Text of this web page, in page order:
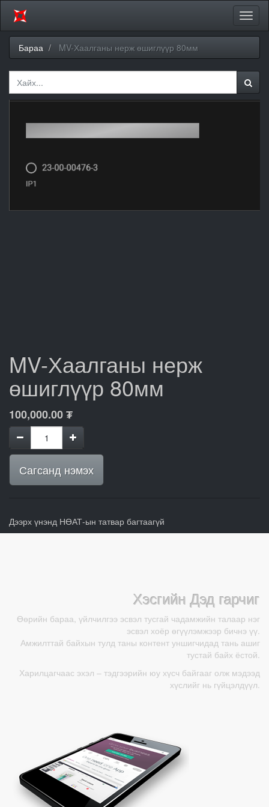
Бараа
MV-Хаалганы нерж өшиглүүр 80мм
MV-Хаалганы нерж
өшиглүүр 80мм
100,000.00₮
Сагсанд нэмэх
Дээрх үнэнд НӨАТ-ын татвар багтаагүй
Хэсгийн Дэд гарчиг
Өөрийн бараа, үйлчилгээ эсвэл тусгай чадамжийн талаар нэг
эсвэл хоёр өгүүлэмжээр бичнэ үү.
Амжилттай байхын тулд таны контент уншигчидад тань ашиг
тустай байх ёстой.
Харилцагчаас эхэл – тэдгээрийн юу хүсч байгааг олж мэдээд
хүслийг нь гүйцэлдүүл.